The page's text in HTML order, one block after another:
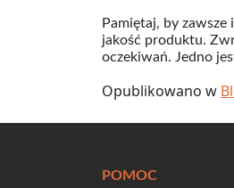
Pamiętaj, by
jakość produktu.
oczekiwań. Jedno
Opublikowano w
POMOC